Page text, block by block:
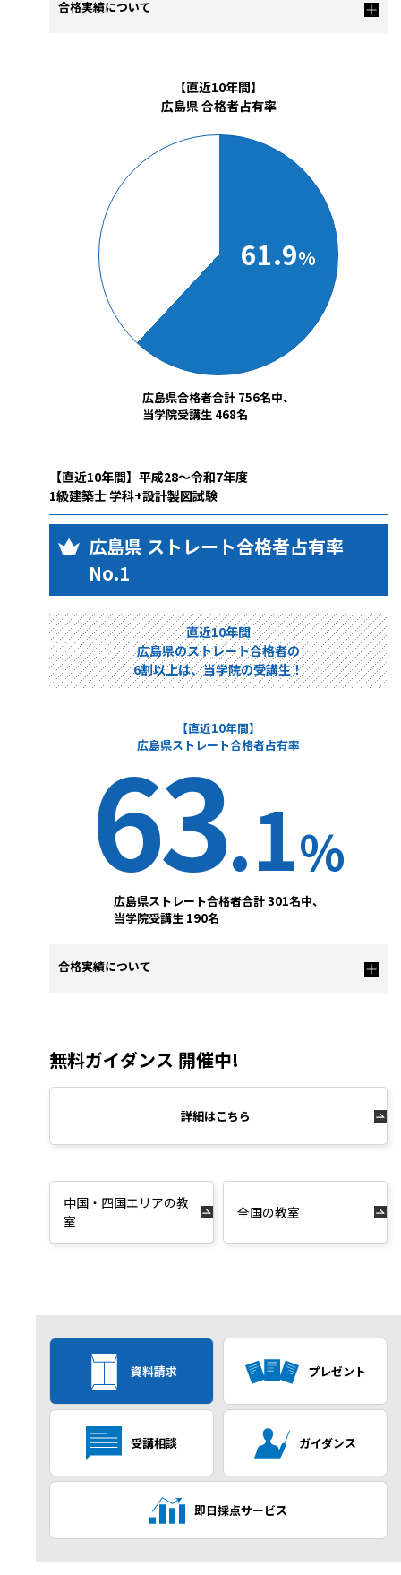
合格実績について
【直近10年間】
広島県 合格者占有率
61.9%
広島県合格者合計 756名中、
当学院受講生 468名
【直近10年間】平成28～令和7年度
1級建築士 学科+設計製図試験
広島県 ストレート合格者占有率
No.1
直近10年間
広島県のストレート合格者の
6割以上は、当学院の受講生！
【直近10年間】
広島県ストレート合格者占有率
63.1%
広島県ストレート合格者合計 301名中、
当学院受講生 190名
合格実績について
無料ガイダンス 開催中!
詳細はこちら
中国・四国エリアの教
室
全国の教室
資料請求 プレゼント
受講相談 ガイダンス
即日採点サービス